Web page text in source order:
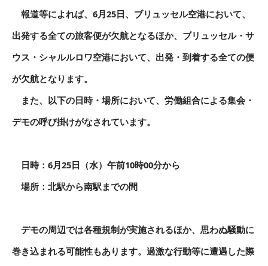
報道等によれば、6月25日、ブリュッセル空港において、
出発する全ての旅客便が欠航となるほか、ブリュッセル・サ
ウス・シャルルロワ空港において、出発・到着する全ての便
が欠航となります。
また、以下の日時・場所において、労働組合による集会・
デモの呼び掛けがなされています。
日時：6月25日（水）午前10時00分から
場所：北駅から南駅までの間
デモの周辺では各種規制が実施されるほか、思わぬ騒動に
巻き込まれる可能性もあります。過激な行動等に遭遇した際